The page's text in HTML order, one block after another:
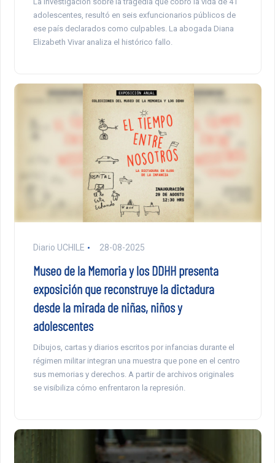
adolescentes, resultó en seis exfuncionarios públicos de
ese país declarados como culpables. La abogada Diana
Elizabeth Vivar analiza el histórico fallo.
Diario UCHILE 28-08-2025
Museo de la Memoria y los DDHH presenta
exposición que reconstruye la dictadura
desde la mirada de niñas, niños y
adolescentes
Dibujos, cartas y diarios escritos por infancias durante el
régimen militar integran una muestra que pone en el centro
sus memorias y derechos. A partir de archivos originales
se visibiliza cómo enfrentaron la represión.